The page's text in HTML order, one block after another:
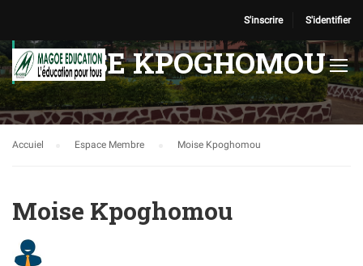
S'inscrire S'identifier
MOISE KPOGHOMOU
Accuiel Espace Membre Moise Kpoghomou
Moise Kpoghomou